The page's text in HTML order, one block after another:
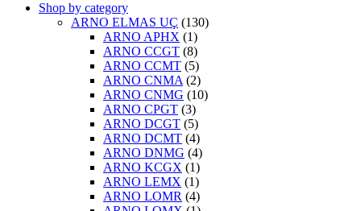
Shop by category
ARNO ELMAS UÇ (130)
ARNO APHX (1)
ARNO CCGT (8)
ARNO CCMT (5)
ARNO CNMA (2)
ARNO CNMG (10)
ARNO CPGT (3)
ARNO DCGT (5)
ARNO DCMT (4)
ARNO DNMG (4)
ARNO KCGX (1)
ARNO LEMX (1)
ARNO LOMR (4)